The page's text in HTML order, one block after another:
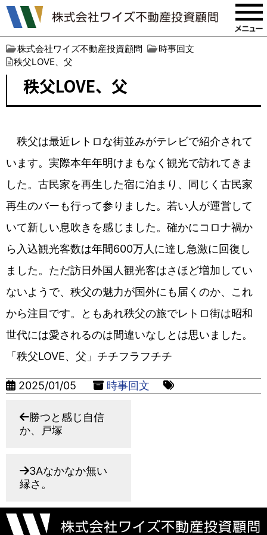
株式会社ワイズ不動産投資顧問
時事回文
秩父LOVE、父
秩父LOVE、父
秩父は最近レトロな街並みがテレビで紹介されて
います。実際本年年明けまもなく観光で訪れてきま
した。古民家を再生した宿に泊まり、同じく古民家
再生のバーも行って参りました。若い人が運営して
いて新しい息吹きを感じました。確かにコロナ禍か
ら入込観光客数は年間600万人に達し急激に回復し
ました。ただ訪日外国人観光客はさほど増加してい
ないようで、秩父の魅力が国外にも届くのか、これ
から注目です。ともあれ秩父の旅でレトロ街は昭和
世代には愛されるのは間違いなしとは思いました。
「秩父LOVE、父」チチフラフチチ
2025/01/05 時事回文
勝つと感じ自信
か、戸塚
3Aなかなか無い
縁さ。